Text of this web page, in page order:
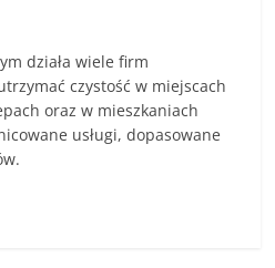
działa wiele firm
czystość w miejscach
oraz w mieszkaniach
usługi, dopasowane